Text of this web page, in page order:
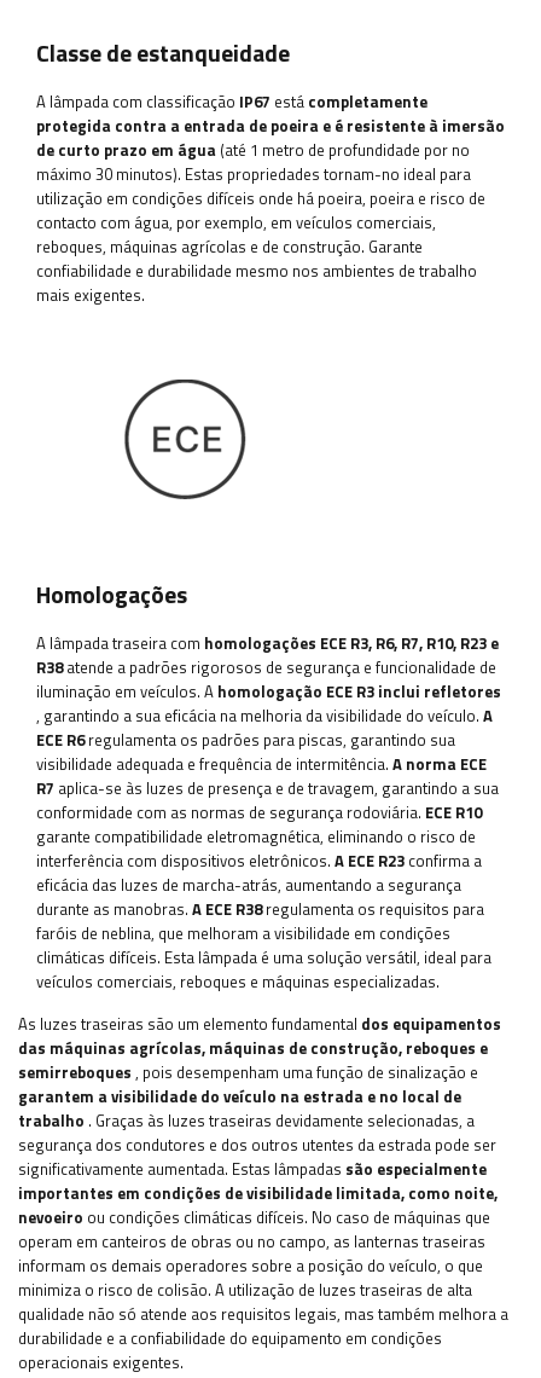
Classe de estanqueidade
A lâmpada com classificação IP67 está completamente
protegida contra a entrada de poeira e é resistente à imersão
de curto prazo em água (até 1 metro de profundidade por no
máximo 30 minutos). Estas propriedades tornam-no ideal para
utilização em condições difíceis onde há poeira, poeira e risco de
contacto com água, por exemplo, em veículos comerciais,
reboques, máquinas agrícolas e de construção. Garante
confiabilidade e durabilidade mesmo nos ambientes de trabalho
mais exigentes.
Homologações
A lâmpada traseira com homologações ECE R3, R6, R7, R10, R23 e
R38atende a padrões rigorosos de segurança e funcionalidade de
iluminação em veículos. A homologação ECE R3 inclui refletores
, garantindo a sua eficácia na melhoria da visibilidade do veículo. A
ECE R6regulamenta os padrões para piscas, garantindo sua
visibilidade adequada e frequência de intermitência. A norma ECE
R7 aplica-se às luzes de presença e de travagem, garantindo a sua
conformidade com as normas de segurança rodoviária. ECE R10
garante compatibilidade eletromagnética, eliminando o risco de
interferência com dispositivos eletrônicos. A ECE R23 confirma a
eficácia das luzes de marcha-atrás, aumentando a segurança
durante as manobras. A ECE R38regulamenta os requisitos para
faróis de neblina, que melhoram a visibilidade em condições
climáticas difíceis. Esta lâmpada é uma solução versátil, ideal para
veículos comerciais, reboques e máquinas especializadas.
As luzes traseiras são um elemento fundamental dos equipamentos
das máquinas agrícolas, máquinas de construção, reboques e
semirreboques , pois desempenham uma função de sinalização e
garantem a visibilidade do veículo na estrada e no local de
trabalho . Graças às luzes traseiras devidamente selecionadas, a
segurança dos condutores e dos outros utentes da estrada pode ser
significativamente aumentada. Estas lâmpadas são especialmente
importantes em condições de visibilidade limitada, como noite,
nevoeiro ou condições climáticas difíceis. No caso de máquinas que
operam em canteiros de obras ou no campo, as lanternas traseiras
informam os demais operadores sobre a posição do veículo, o que
minimiza o risco de colisão. A utilização de luzes traseiras de alta
qualidade não só atende aos requisitos legais, mas também melhora a
durabilidade e a confiabilidade do equipamento em condições
operacionais exigentes.